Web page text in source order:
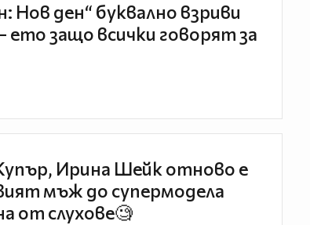
Нов ден“ буквално взриви
ето защо всички говорят за
Ирина Шейк отново е
мъж до супермодела
от слухове🧐